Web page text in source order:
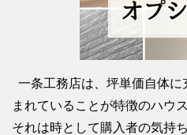
一条工務店は、坪単価自体
まれていることが特徴のハウ
それは時として購入者の気持